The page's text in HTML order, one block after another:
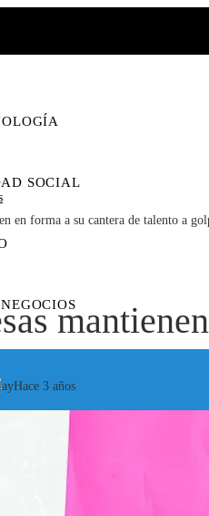
SOCIAL
en forma a su cantera de talento a
Hace 3 años